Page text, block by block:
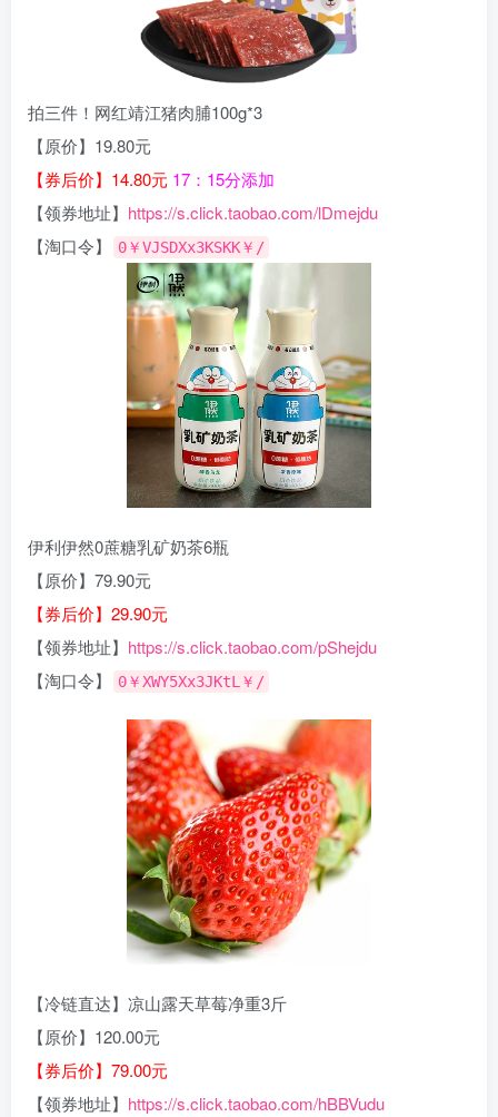
拍三件！网红靖江猪肉脯100g*3
【原价】19.80元
【券后价】14.80元 17：15分添加
【领券地址】 https://s.click.taobao.com/lDmejdu
【淘口令】
0￥VJSDXx3KSKK￥/
伊利伊然0蔗糖乳矿奶茶6瓶
【原价】79.90元
【券后价】29.90元
【领券地址】 https://s.click.taobao.com/pShejdu
【淘口令】
0￥XWY5Xx3JKtL￥/
【冷链直达】凉山露天草莓净重3斤
【原价】120.00元
【券后价】79.00元
【领券地址】 https://s.click.taobao.com/hBBVudu